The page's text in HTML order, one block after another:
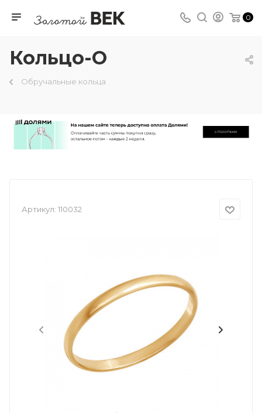
0
Кольцо-О
Обручальные кольца
Артикул: 110032